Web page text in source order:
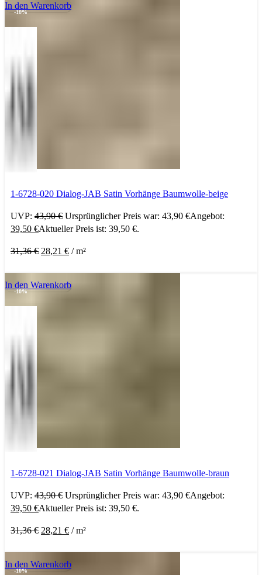
-10%
In den Warenkorb
1-6728-020 Dialog-JAB Satin Vorhänge Baumwolle-beige
UVP: 43,90€ Ursprünglicher Preis war: 43,90 €Angebot:
39,50 €Aktueller Preis ist: 39,50 €.
31,36€ 28,21 € /m²
-10%
In den Warenkorb
1-6728-021 Dialog-JAB Satin Vorhänge Baumwolle-braun
UVP: 43,90€ Ursprünglicher Preis war: 43,90 €Angebot:
39,50 €Aktueller Preis ist: 39,50 €.
31,36€ 28,21 € /m²
-10%
In den Warenkorb